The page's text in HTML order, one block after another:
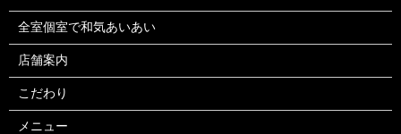
全室個室で和気あいあい
店舗案内
こだわり
メニュー